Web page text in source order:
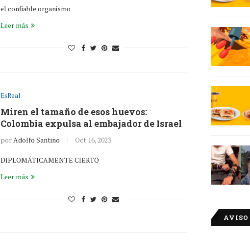
el confiable organismo
Leer más
EsReal
Miren el tamaño de esos huevos:
Colombia expulsa al embajador de Israel
por Adolfo Santino Oct 16, 2023
DIPLOMÁTICAMENTE CIERTO
Leer más
AVISO